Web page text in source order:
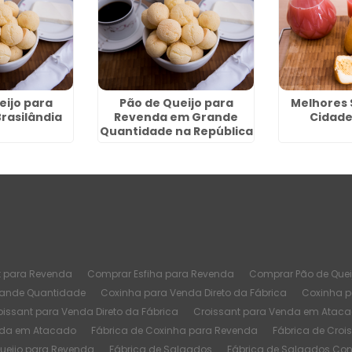
para
Pão de Queijo para
Revenda em Grande
Quantidade na República
Melhores
Revenda Comprar Esfiha para Revenda Comprar Pão de
Quantidade Coxinha para Venda Direto da Fábrica
Coxinha
para Venda Direto da Fábrica Croissant para Venda em
em Atacado Fábrica de Coxinha para Revenda
Fábrica de
para Revenda Fábrica de Salgados Fábrica de Salgados